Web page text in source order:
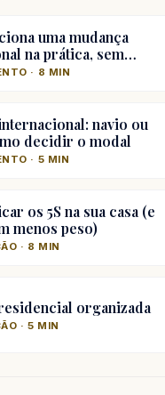
uma mudança
na prática, sem…
· 8 MIN
navio ou
decidir o modal
· 5 MIN
os 5S na sua casa (e
menos peso)
· 8 MIN
organizada
· 5 MIN